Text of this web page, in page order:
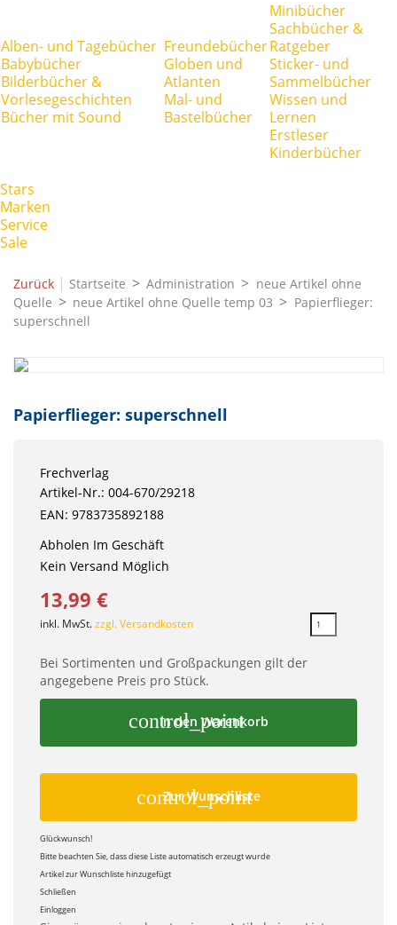
Alben- und Tagebücher
Babybücher
Bilderbücher &
Vorlesegeschichten
Bücher mit Sound
Freundebücher
Globen und
Atlanten
Mal- und
Bastelbücher
Minibücher
Sachbücher &
Ratgeber
Sticker- und
Sammelbücher
Wissen und
Lernen
Erstleser
Kinderbücher
Stars
Marken
Service
Sale
Zurück | Startseite Administration
neue Artikel ohne
Quelle
neue Artikel ohne Quelle temp 03
Papierflieger:
superschnell
Papierflieger: superschnell
Frechverlag
Artikel-Nr.: 004-670/29218
EAN: 9783735892188
Abholen Im Geschäft
Kein Versand Möglich
13,99 €
inkl. MwSt.zzgl. Versandkosten
Bei Sortimenten und Großpackungen gilt der
angegebene Preis pro Stück.
control_point
In den Warenkorb
control_point
Zur Wunschliste
Glückwunsch!
Bitte beachten Sie, dass diese Liste automatisch erzeugt wurde
Artikel zur Wunschliste hinzugefügt
Schließen
Einloggen